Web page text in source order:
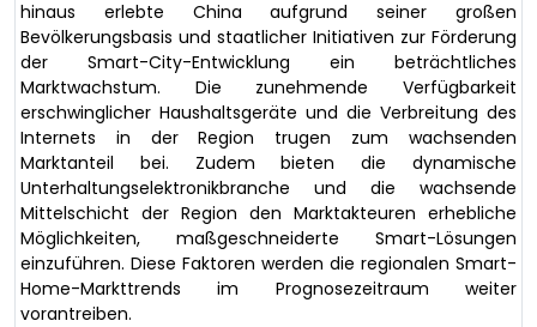
hinaus erlebte China aufgrund seiner großen
Bevölkerungsbasis und staatlicher Initiativen zur Förderung
der Smart-City-Entwicklung ein beträchtliches
Marktwachstum. Die zunehmende Verfügbarkeit
erschwinglicher Haushaltsgeräte und die Verbreitung des
Internets in der Region trugen zum wachsenden
Marktanteil bei. Zudem bieten die dynamische
Unterhaltungselektronikbranche und die wachsende
Mittelschicht der Region den Marktakteuren erhebliche
Möglichkeiten, maßgeschneiderte Smart-Lösungen
einzuführen. Diese Faktoren werden die regionalen Smart-
Home-Markttrends im Prognosezeitraum weiter
vorantreiben.